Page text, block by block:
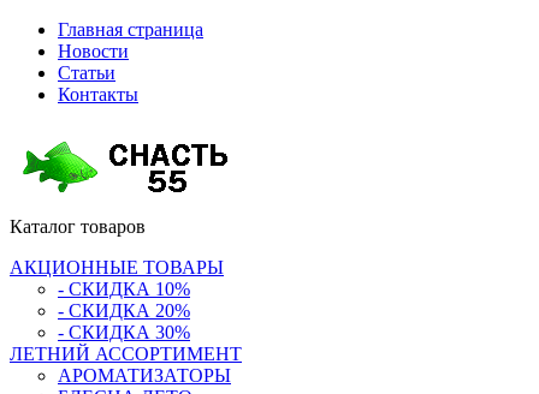
Главная страница
Новости
Статьи
Контакты
Каталог товаров
АКЦИОННЫЕ ТОВАРЫ
- СКИДКА 10%
- СКИДКА 20%
- СКИДКА 30%
ЛЕТНИЙ АССОРТИМЕНТ
АРОМАТИЗАТОРЫ